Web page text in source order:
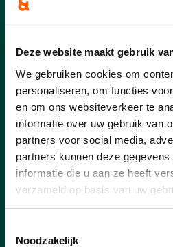
Deze website maakt gebruik
We gebruiken cookies om
personaliseren, om functies
en om ons websiteverkeer te
informatie over uw gebruik van
partners voor social media,
partners kunnen deze
informatie die u aan ze heeft
verzameld op basis van uw
Noodzakelijk